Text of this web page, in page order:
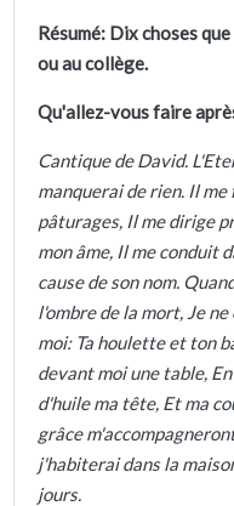
Résumé: Dix choses
ou au collège.
Qu'allez-vous faire
Cantique de David.
manquerai de rien. Il
pâturages, Il me dirige
mon âme, Il me conduit
cause de son nom.
l'ombre de la mort, Je
moi: Ta houlette et ton
devant moi une table,
d'huile ma tête, Et ma
grâce
j'habiterai dans la
jours.